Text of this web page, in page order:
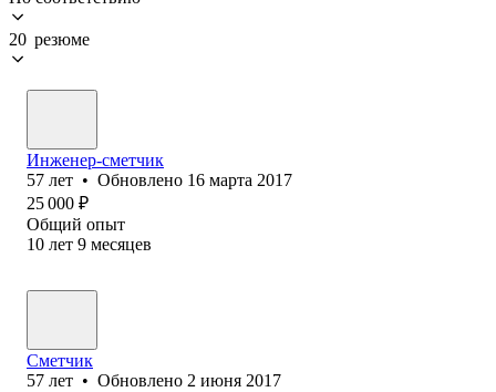
20 резюме
Инженер-сметчик
57 лет • Обновлено 16 марта 2017
25 000 ₽
Общий опыт
10 лет 9 месяцев
Сметчик
57 лет • Обновлено 2 июня 2017